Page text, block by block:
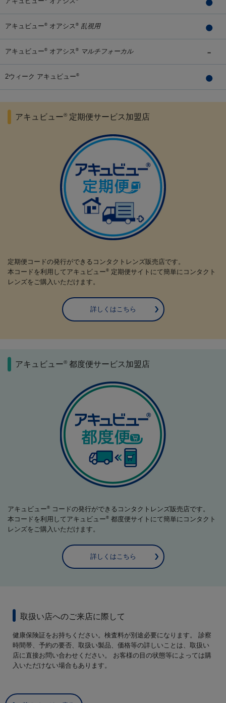
アキュビュー® オアシス ® 乱視用
アキュビュー® オアシス ® マルチフォーカル
2ウィーク アキュビュー®
アキュビュー® 定期便サービス加盟店
定期便コードの発行ができるコンタクトレンズ販売店です。
本コードを利用してアキュビュー® 定期便サイトにて簡単にコンタクト
レンズをご購入いただけます。
詳しくはこちら
アキュビュー® 都度便サービス加盟店
アキュビュー®
コードの発行ができるコンタクトレンズ販売店です。
本コードを利用してアキュビュー® 都度便サイトにて簡単にコンタクト
レンズをご購入いただけます。
詳しくはこちら
取扱い店へのご来店に際して
健康保険証をお持ちください。検査料が別途必要になります。 診察
時間帯、予約の要否、取扱い製品、価格等の詳しいことは、取扱い
店に直接お問い合わせください。 お客様の目の状態等によっては購
入いただけない場合もあります。